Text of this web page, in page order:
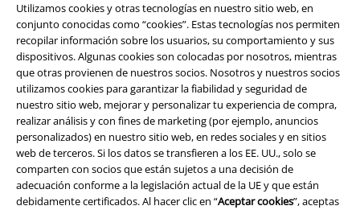
Utilizamos cookies y otras tecnologías en nuestro sitio web, en
conjunto conocidas como “cookies”. Estas tecnologías nos permiten
recopilar información sobre los usuarios, su comportamiento y sus
dispositivos. Algunas cookies son colocadas por nosotros, mientras
que otras provienen de nuestros socios. Nosotros y nuestros socios
utilizamos cookies para garantizar la fiabilidad y seguridad de
nuestro sitio web, mejorar y personalizar tu experiencia de compra,
realizar análisis y con fines de marketing (por ejemplo, anuncios
personalizados) en nuestro sitio web, en redes sociales y en sitios
web de terceros. Si los datos se transfieren a los EE. UU., solo se
comparten con socios que están sujetos a una decisión de
adecuación conforme a la legislación actual de la UE y que están
debidamente certificados. Al hacer clic en “Aceptar cookies”, aceptas
EMP Eventos
Programa de Afiliados
Sostenibilidad